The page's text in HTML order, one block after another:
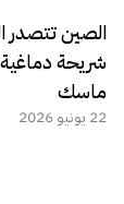
الصين تتصدر
شريحة
ماسك
22 يونيو 2026